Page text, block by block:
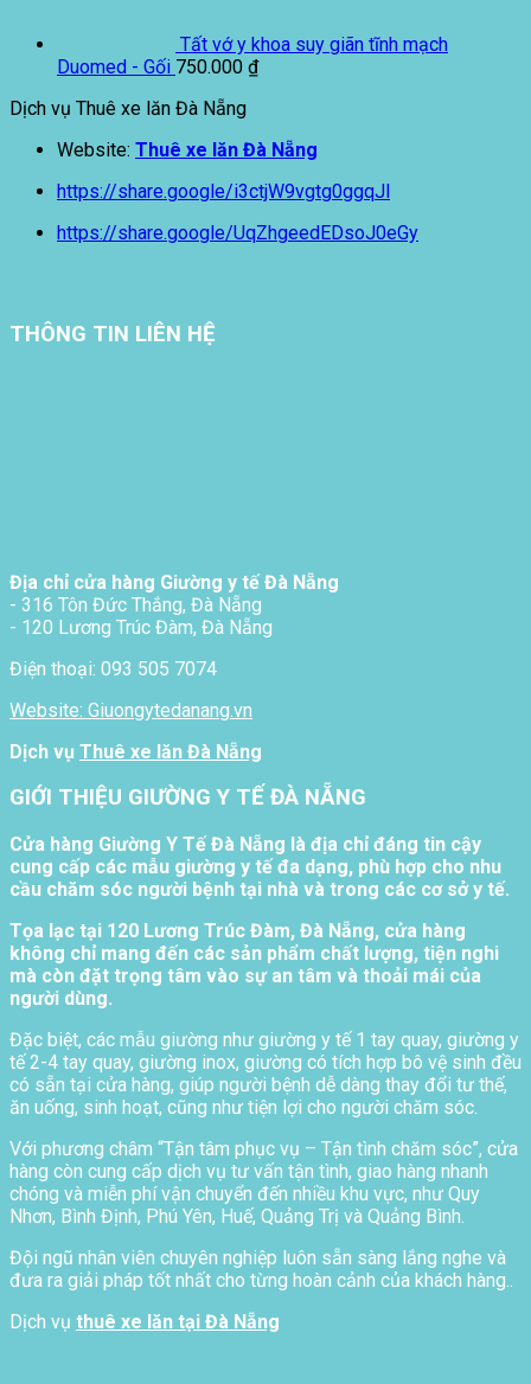
Tất vớ y khoa suy giãn tĩnh mạch
Duomed - Gối 750.000 ₫
Dịch vụ Thuê xe lăn Đà Nẵng
Website: Thuê xe lăn Đà Nẵng
https://share.google/i3ctjW9vgtg0ggqJl
https://share.google/UqZhgeedEDsoJ0eGy
THÔNG TIN LIÊN HỆ
Địa chỉ cửa hàng Giường y tế Đà Nẵng
- 316 Tôn Đức Thắng, Đà Nẵng
- 120 Lương Trúc Đàm, Đà Nẵng
Điện thoại: 093 505 7074
Website: Giuongytedanang.vn
Dịch vụ Thuê xe lăn Đà Nẵng
GIỚI THIỆU GIƯỜNG Y TẾ ĐÀ NẴNG
Cửa hàng Giường Y Tế Đà Nẵng là địa chỉ đáng tin cậy
cung cấp các mẫu giường y tế đa dạng, phù hợp cho nhu
cầu chăm sóc người bệnh tại nhà và trong các cơ sở y tế.
Tọa lạc tại 120 Lương Trúc Đàm, Đà Nẵng, cửa hàng
không chỉ mang đến các sản phẩm chất lượng, tiện nghi
mà còn đặt trọng tâm vào sự an tâm và thoải mái của
người dùng.
Đặc biệt, các mẫu giường như giường y tế 1 tay quay, giường y
tế 2-4 tay quay, giường inox, giường có tích hợp bô vệ sinh đều
có sẵn tại cửa hàng, giúp người bệnh dễ dàng thay đổi tư thế,
ăn uống, sinh hoạt, cũng như tiện lợi cho người chăm sóc.
Với phương châm “Tận tâm phục vụ – Tận tình chăm sóc”, cửa
hàng còn cung cấp dịch vụ tư vấn tận tình, giao hàng nhanh
chóng và miễn phí vận chuyển đến nhiều khu vực, như Quy
Nhơn, Bình Định, Phú Yên, Huế, Quảng Trị và Quảng Bình.
Đội ngũ nhân viên chuyên nghiệp luôn sẵn sàng lắng nghe và
đưa ra giải pháp tốt nhất cho từng hoàn cảnh của khách hàng..
Dịch vụ thuê xe lăn tại Đà Nẵng